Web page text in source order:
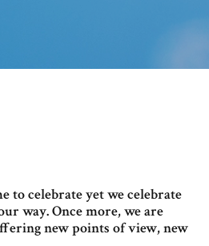
to celebrate yet we celebrate
way. Once more, we are
new points of view, new